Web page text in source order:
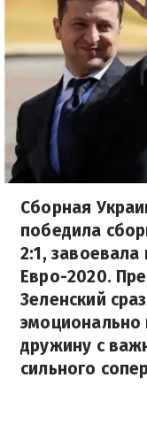
Сборная
победила
2:1,
Евро-2020.
Зеленский
эмоционально
дружину с
сильного